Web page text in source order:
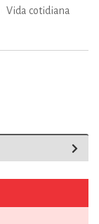
Vida cotidiana